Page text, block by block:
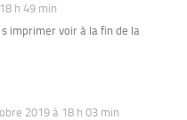
h 49 min
imprimer voir à la fin de la
2019 à 18 h 03 min